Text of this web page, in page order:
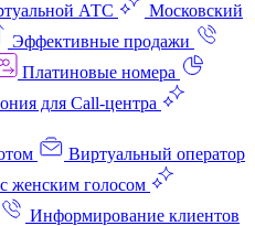
АТС
Московский
Эффективные продажи
Платиновые номера
для Call-центра
Виртуальный оператор
женским голосом
Информирование клиентов